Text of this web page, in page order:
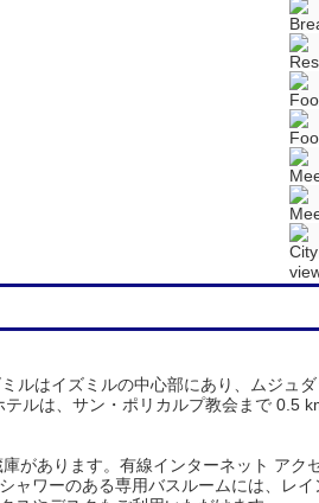
ルはイズミルの中心部にあり、ムジュ
ルは、サン・ポリカルプ教会まで 0.5
があります。有線インターネット ア
ャワーのある専用バスルームには、レ